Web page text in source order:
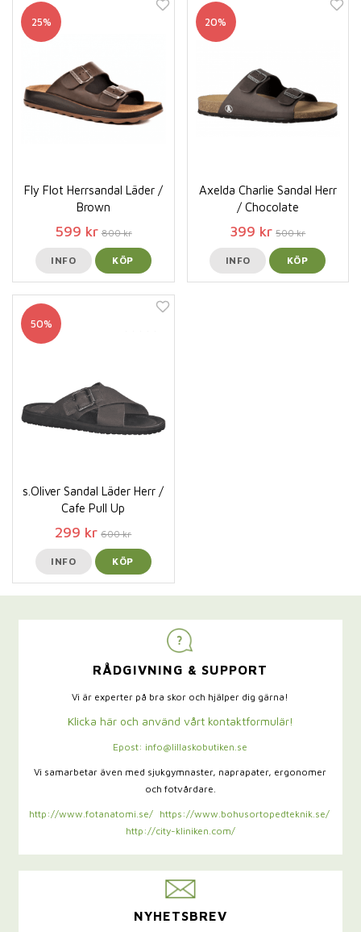
25%
Fly Flot Herrsandal Läder /
Brown
599 kr 800 kr
INFO KÖP
20%
Axelda Charlie Sandal Herr
/ Chocolate
399 kr 500 kr
INFO KÖP
50%
s.Oliver Sandal Läder Herr /
Cafe Pull Up
299 kr 600 kr
INFO KÖP
RÅDGIVNING & SUPPORT
Vi är experter på bra skor och hjälper dig gärna!
Klicka här och använd vårt kontaktformulär!
Epost: info@lillaskobutiken.se
Vi samarbetar även med sjukgymnaster, naprapater, ergonomer
och fotvårdare.
http://www.fotanatomi.se/
https://www.bohusortopedteknik.se/
http://city-kliniken.com/
NYHETSBREV